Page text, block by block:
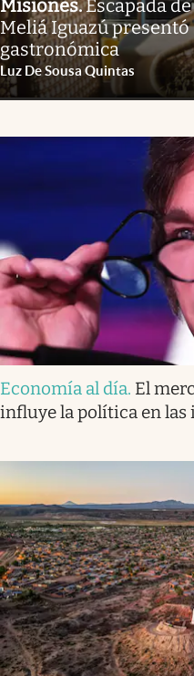
Misiones.Escapada
Meliá Iguazú
gastronómica
Luz De Sousa Quintas
Economía al día. El
influye la política en las